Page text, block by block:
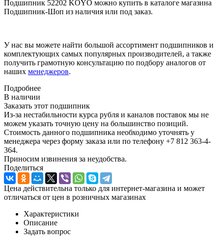
Подшипник 52202 KOYO можно купить в каталоге магазина
Подшипник-Шоп из наличия или под заказ.
У нас вы можете найти большой ассортимент подшипников и
комплектующих самых популярных производителей, а также
получить грамотную консультацию по подбору аналогов от
наших менеджеров.
Подробнее
В наличии
Заказать этот подшипник
Из-за нестабильности курса рубля и каналов поставок мы не
можем указать точную цену на большинство позиций.
Стоимость данного подшипника необходимо уточнять у
менеджера через форму заказа или по телефону +7 812 363-4-
364.
Приносим извинения за неудобства.
Поделиться
Цена действительна только для интернет-магазина и может
отличаться от цен в розничных магазинах
Характеристики
Описание
Задать вопрос